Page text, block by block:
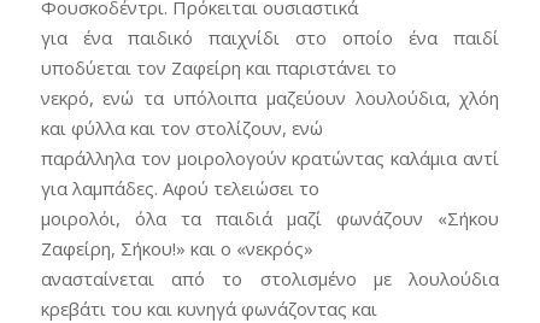
Φουσκοδέντρι. Πρόκειται ουσιαστικά
για ένα παιδικό παιχνίδι στο οποίο ένα παιδί
υποδύεται τον Ζαφείρη και παριστάνει το
νεκρό, ενώ τα υπόλοιπα μαζεύουν λουλούδια, χλόη
και φύλλα και τον στολίζουν, ενώ
παράλληλα τον μοιρολογούν κρατώντας καλάμια αντί
για λαμπάδες. Αφού τελειώσει το
μοιρολόι, όλα τα παιδιά μαζί φωνάζουν «Σήκου
Ζαφείρη, Σήκου!» και ο «νεκρός»
ανασταίνεται από το στολισμένο με λουλούδια
κρεβάτι του και κυνηγά φωνάζοντας και